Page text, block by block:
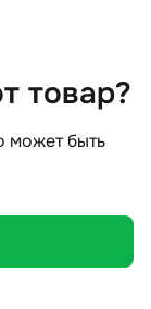
товар?
может быть